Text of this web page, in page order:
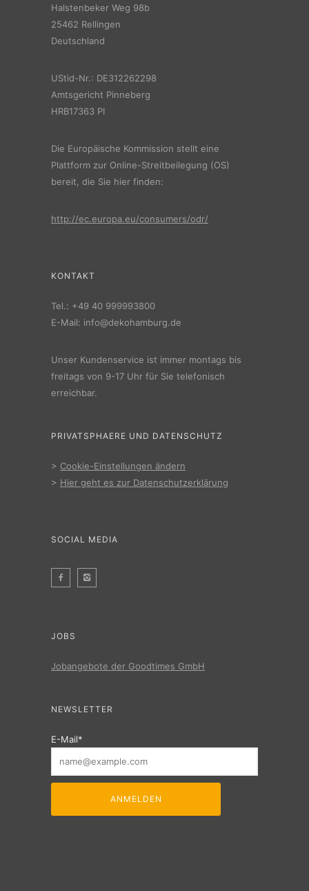
Halstenbeker Weg 98b
25462 Rellingen
Deutschland
UStid-Nr.: DE312262298
Amtsgericht Pinneberg
HRB17363 PI
Die Europäische Kommission stellt eine
Plattform zur Online-Streitbeilegung (OS)
bereit, die Sie hier finden:
http://ec.europa.eu/consumers/odr/
KONTAKT
Tel.: +49 40 999993800
E-Mail: info@dekohamburg.de
Unser Kundenservice ist immer montags bis
freitags von 9-17 Uhr für Sie telefonisch
erreichbar.
PRIVATSPHAERE UND DATENSCHUTZ
> Cookie-Einstellungen ändern
> Hier geht es zur Datenschutzerklärung
SOCIAL MEDIA
JOBS
Jobangebote der Goodtimes GmbH
NEWSLETTER
E-Mail*
ANMELDEN